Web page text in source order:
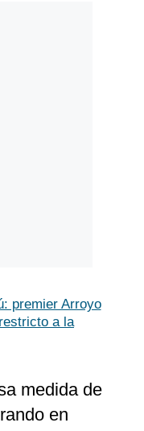
premier Arroyo
a la
medida de
en